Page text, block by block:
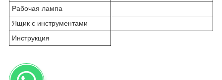
Рабочая лампа
Ящик с инструментами
Инструкция